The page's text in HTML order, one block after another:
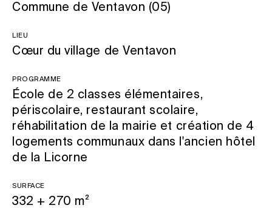
Commune de Ventavon (05)
Lieu
Cœur du village de Ventavon
Programme
École de 2 classes élémentaires,
périscolaire, restaurant scolaire,
réhabilitation de la mairie et création de 4
logements communaux dans l'ancien hôtel
de la Licorne
Surface
332 + 270 m²